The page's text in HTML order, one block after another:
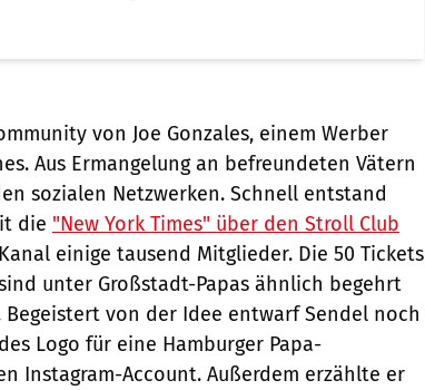
von Joe Gonzales, einem Werber
Aus Ermangelung an befreundeten Vätern
sozialen Netzwerken. Schnell entstand
die "New York Times" über den Stroll Club
einige tausend Mitglieder. Die 50 Tickets
unter Großstadt-Papas ähnlich begehrt
von der Idee entwarf Sendel noch
Logo für eine Hamburger Papa-
Instagram-Account. Außerdem erzählte er